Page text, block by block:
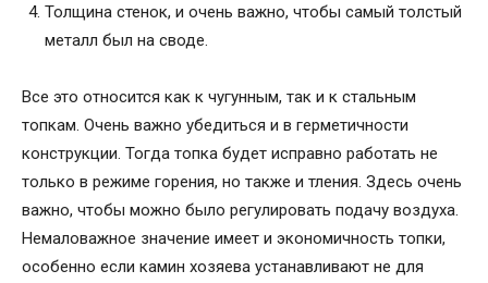
Толщина стенок, и очень важно, чтобы самый толстый
металл был на своде.
Все это относится как к чугунным, так и к стальным
топкам. Очень важно убедиться и в герметичности
конструкции. Тогда топка будет исправно работать не
только в режиме горения, но также и тления. Здесь очень
важно, чтобы можно было регулировать подачу воздуха.
Немаловажное значение имеет и экономичность топки,
особенно если камин хозяева устанавливают не для